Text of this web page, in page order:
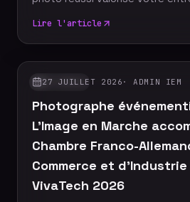
événement bien après sa
critères essentiels pour
photographe, éviter les
garantir des images à la hauteur
Lire l'article
ACTUALITÉ
27 JUILLET 2026 ·ADMIN IEM
Photographe
L'Image en Marche
Chambre Franco-
Commerce et
VivaTech 2026